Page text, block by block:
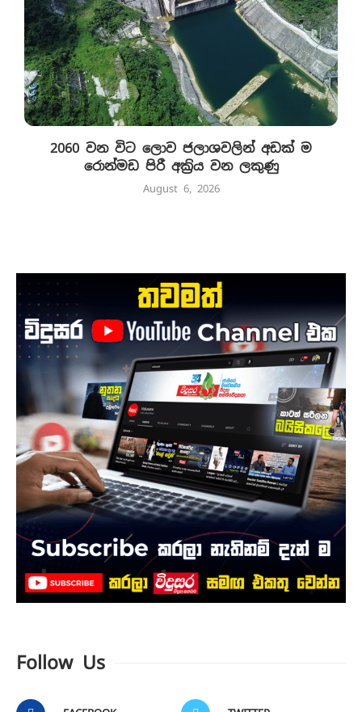
2060 වන විට ලොව ජලාශවලින් අඩක් ම
රොන්මඩ පිරී අක්‍රිය වන ලකුණු
August 6, 2026
Follow Us